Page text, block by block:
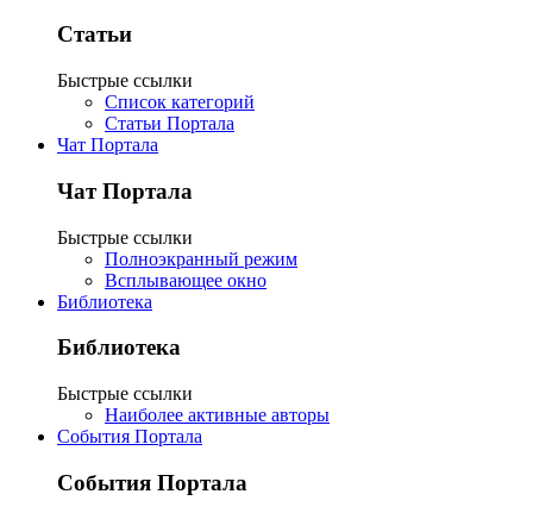
Статьи
Быстрые ссылки
Список категорий
Статьи Портала
Чат Портала
Чат Портала
Быстрые ссылки
Полноэкранный режим
Всплывающее окно
Библиотека
Библиотека
Быстрые ссылки
Наиболее активные авторы
События Портала
События Портала